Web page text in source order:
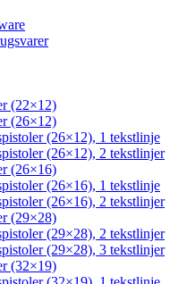
(22×12)
(26×12)
(26×12), 1 tekstlinje
(26×12), 2 tekstlinjer
(26×16)
(26×16), 1 tekstlinje
(26×16), 2 tekstlinjer
(29×28)
(29×28), 2 tekstlinjer
(29×28), 3 tekstlinjer
(32×19)